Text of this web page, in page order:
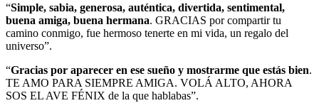
“Simple, sabia, generosa, auténtica, divertida, sentimental,
buena amiga, buena hermana. GRACIAS por compartir tu
camino conmigo, fue hermoso tenerte en mi vida, un regalo del
universo”.
“Gracias por aparecer en ese sueño y mostrarme que estás bien.
TE AMO PARA SIEMPRE AMIGA. VOLÁ ALTO, AHORA
SOS EL AVE FÉNIX de la que hablabas”.